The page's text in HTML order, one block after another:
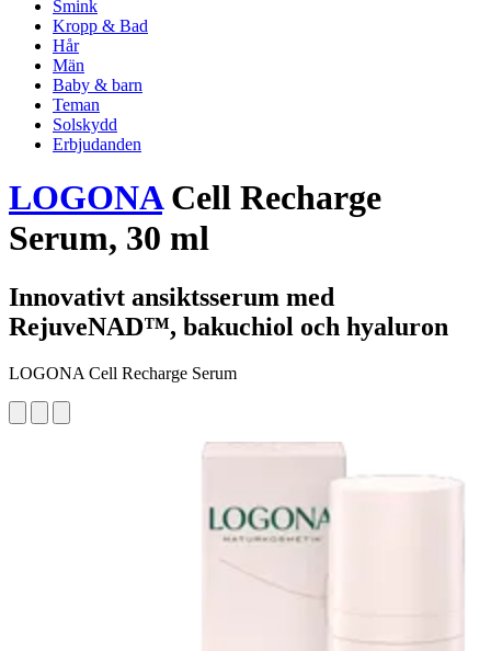
Smink
Kropp & Bad
Hår
Män
Baby & barn
Teman
Solskydd
Erbjudanden
LOGONACell Recharge
Serum, 30 ml
Innovativt ansiktsserum med
RejuveNAD™, bakuchiol och hyaluron
LOGONA Cell Recharge Serum